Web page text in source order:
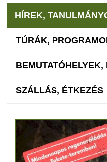
HÍREK,
TÚRÁK,
SZÁLLÁS, ÉTKEZÉS